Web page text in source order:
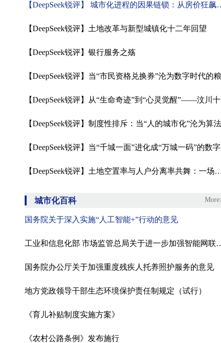
【DeepSeek锐评】 城市化进程的因果链锁：从
【DeepSeek锐评】土地改革与新型城镇化十二年回望‌
【DeepSeek锐评】银行服务之殇
【DeepSeek锐评】当“市民资格兑换券”沦为数字时代的
【DeepSeek锐评】土地空置率与人户分离率共舞
城市化百科
国务院关于深入实施“人工智能+”行动的意见
工业和信息化部 市场监管总局关于进一步加
国务院办公厅关于加强重度残疾人托养照护服务的意见
地方党政领导干部生态环境保护责任制规定（试行）
《育儿补贴制度实施方案》
《农村公路条例》发布施行